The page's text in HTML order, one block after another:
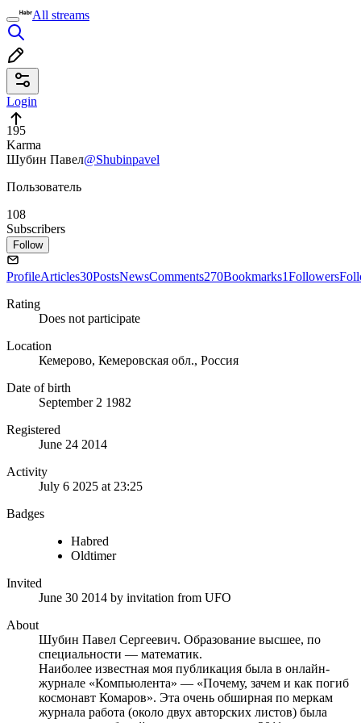
All streams
Login
195
Karma
Шубин Павел@Shubinpavel
Пользователь
108
Subscribers
Follow
ProfileArticles30PostsNewsComments270Bookmarks1Followers
Rating
Does not participate
Location
Кемерово, Кемеровская обл., Россия
Date of birth
September 2 1982
Registered
June 24 2014
Activity
July 6 2025 at 23:25
Badges
Habred
Oldtimer
Invited
June 30 2014 by invitation from UFO
About
Шубин Павел Сергеевич. Образование высшее, по
специальности — математик.
Наиболее известная моя публикация была в онлайн-
журнале «Компьюлента» — «Почему, зачем и как погиб
космонавт Комаров». Эта очень обширная по меркам
журнала работа (около двух авторских листов) была